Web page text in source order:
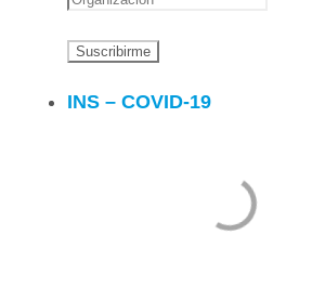
INS – COVID-19